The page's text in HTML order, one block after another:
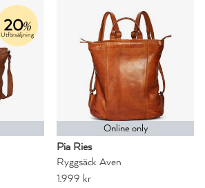
20%
Utförsäljning
Online only
Pia Ries
Ryggsäck Aven
1.999 kr